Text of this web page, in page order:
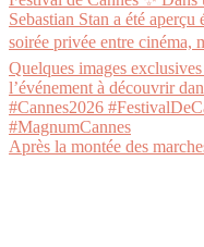
Après la montée des